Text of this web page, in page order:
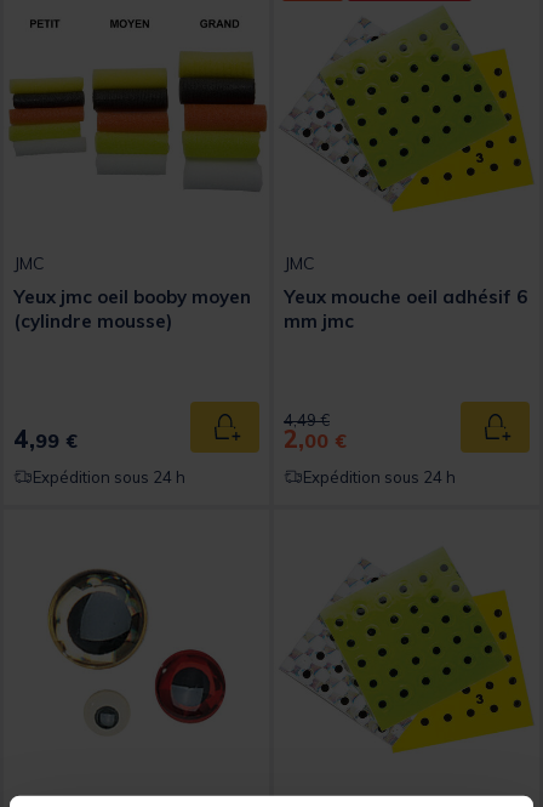
JMC
Yeux jmc oeil booby moyen
(cylindre mousse)
4,99 € Ajouter au panier
Expédition sous 24 h
JMC
Yeux mouche oeil adhésif 6
mm jmc
Price reduced from
4,49 €to
2,00 €
Expédition sous 24 h